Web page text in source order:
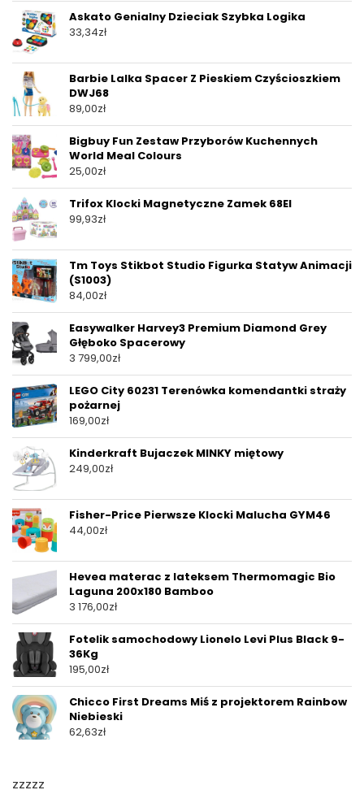
Askato Genialny Dzieciak Szybka Logika
33,34zł
Barbie Lalka Spacer Z Pieskiem Czyścioszkiem
DWJ68
89,00zł
Bigbuy Fun Zestaw Przyborów Kuchennych
World Meal Colours
25,00zł
Trifox Klocki Magnetyczne Zamek 68El
99,93zł
Tm Toys Stikbot Studio Figurka Statyw Animacji
(S1003)
84,00zł
Easywalker Harvey3 Premium Diamond Grey
Głęboko Spacerowy
3 799,00zł
LEGO City 60231 Terenówka komendantki straży
pożarnej
169,00zł
Kinderkraft Bujaczek MINKY miętowy
249,00zł
Fisher-Price Pierwsze Klocki Malucha GYM46
44,00zł
Hevea materac z lateksem Thermomagic Bio
Laguna 200x180 Bamboo
3 176,00zł
Fotelik samochodowy Lionelo Levi Plus Black 9-
36Kg
195,00zł
Chicco First Dreams Miś z projektorem Rainbow
Niebieski
62,63zł
zzzzz